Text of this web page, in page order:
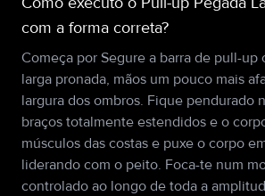
com a forma correta?
Começa por Segure a barra de pull-up
larga pronada, mãos um pouco mais
largura dos ombros. Fique pendurado
braços totalmente estendidos e o
músculos das costas e puxe o corpo
liderando com o peito. Foca-te num
controlado ao longo de toda a